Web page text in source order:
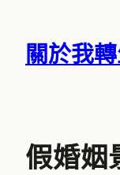
關於我
假婚姻